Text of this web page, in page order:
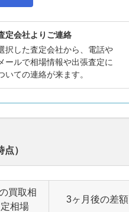
定会社よりご連絡
択した査定会社から、電話や
ールで相場情報や出張査定に
いての連絡が来ます。
点）
買取相
相場
3ヶ月後の差額